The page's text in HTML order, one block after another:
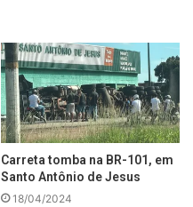
Carreta tomba na BR-101, em
Santo Antônio de Jesus
18/04/2024